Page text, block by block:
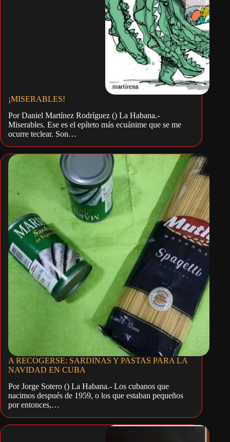
¡MISERABLES!
Por Daniel Martínez Rodríguez () La Habana.-
Miserables. Ese es el epíteto más ecuáni­me que se me
ocurre te­clear. Son…
A RECOGERSE: SARDINAS Y PASTAS PARA LA
NAVIDAD EN CUBA
Por Jorge Sotero () La Habana.- Los cubanos que
nacimos después de 1959, o los que estaban pequeños
por entonces,…